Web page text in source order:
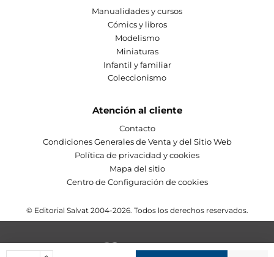
Manualidades y cursos
Cómics y libros
Modelismo
Miniaturas
Infantil y familiar
Coleccionismo
Atención al cliente
Contacto
Condiciones Generales de Venta y del Sitio Web
Política de privacidad y cookies
Mapa del sitio
Centro de Configuración de cookies
© Editorial Salvat 2004-2026. Todos los derechos reservados.